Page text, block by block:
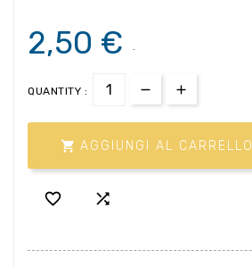
2,50 € .
QUANTITY :
 AGGIUNGI AL CARRELLO
 